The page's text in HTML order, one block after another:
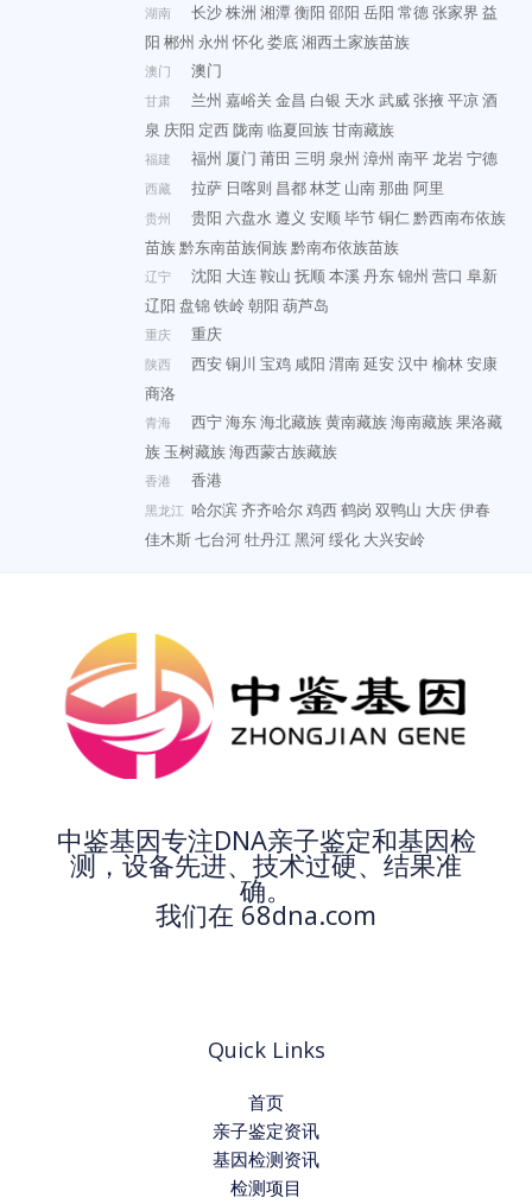
湖南 长沙株洲 湘潭衡阳 邵阳 岳阳 常德张家界 益
阳 郴州 永州 怀化娄底湘西土家族苗族
澳门 澳门
甘肃 兰州 嘉峪关 金昌 白银 天水武威张掖平凉酒
泉 庆阳 定西陇南临夏回族甘南藏族
福建 福州 厦门 莆田 三明 泉州 漳州 南平龙岩宁德
西藏 拉萨 日喀则 昌都林芝 山南那曲 阿里
贵州 贵阳 六盘水遵义 安顺毕节铜仁黔西南布依族
苗族黔东南苗族侗族黔南布依族苗族
辽宁 沈阳 大连鞍山 抚顺本溪丹东锦州 营口 阜新
辽阳 盘锦铁岭朝阳 葫芦岛
重庆 重庆
陕西 西安铜川 宝鸡 咸阳 渭南延安汉中 榆林安康
商洛
青海 西宁海东海北藏族黄南藏族海南藏族果洛藏
族 玉树藏族海西蒙古族藏族
香港 香港
黑龙江 哈尔滨齐齐哈尔鸡西鹤岗 双鸭山 大庆伊春
佳木斯七台河牡丹江黑河绥化 大兴安岭
中鉴基因专注DNA亲子鉴定和基因检
测，设备先进、技术过硬、结果准
确。
我们在 68dna.com
Quick Links
首页
亲子鉴定资讯
基因检测资讯
检测项目